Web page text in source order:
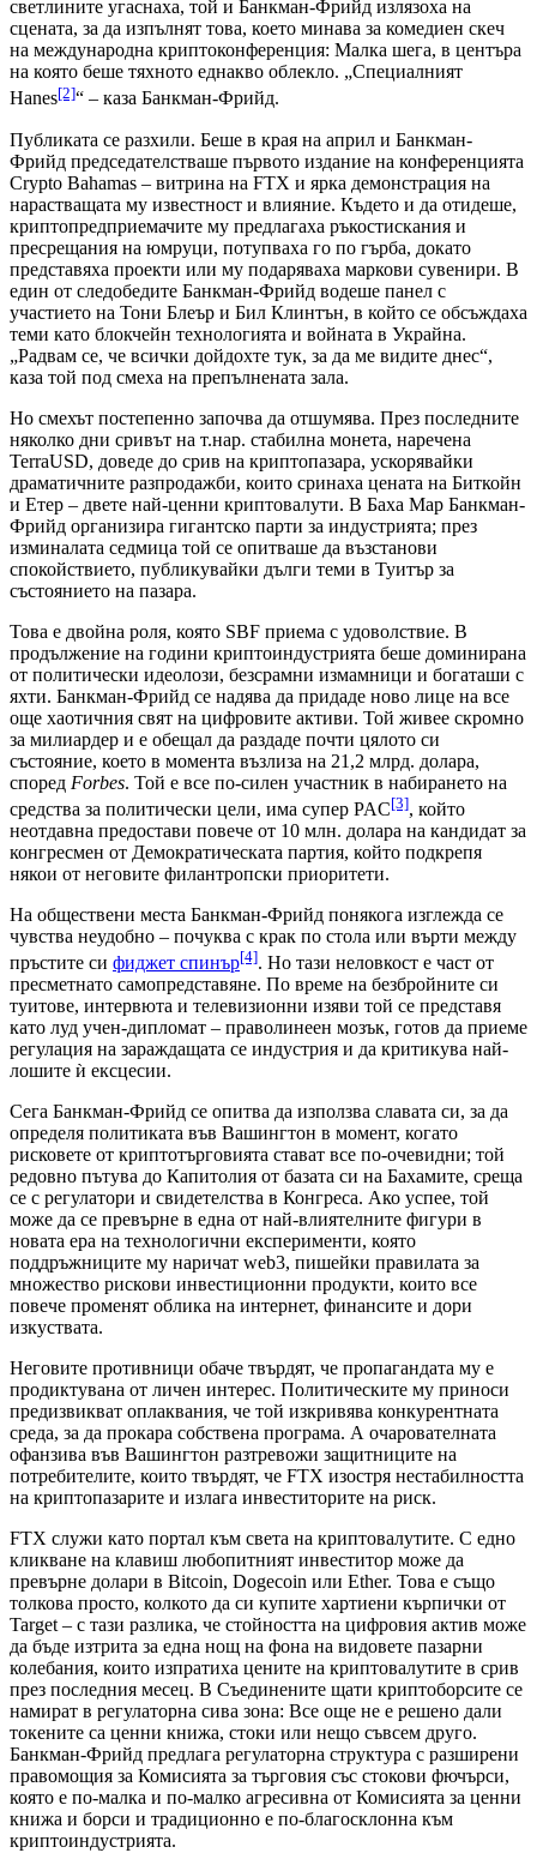
светлините угаснаха, той и Банкман-Фрийд излязоха на
сцената, за да изпълнят това, което минава за комедиен скеч
на международна криптоконференция: Малка шега, в центъра
на която беше тяхното еднакво облекло. „Специалният
Hanes[2]“ – каза Банкман-Фрийд.
Публиката се разхили. Беше в края на април и Банкман-
Фрийд председателстваше първото издание на конференцията
Crypto Bahamas – витрина на FTX и ярка демонстрация на
нарастващата му известност и влияние. Където и да отидеше,
криптопредприемачите му предлагаха ръкостискания и
пресрещания на юмруци, потупваха го по гърба, докато
представяха проекти или му подаряваха маркови сувенири. В
един от следобедите Банкман-Фрийд водеше панел с
участието на Тони Блеър и Бил Клинтън, в който се обсъждаха
теми като блокчейн технологията и войната в Украйна.
„Радвам се, че всички дойдохте тук, за да ме видите днес“,
каза той под смеха на препълнената зала.
Но смехът постепенно започва да отшумява. През последните
няколко дни сривът на т.нар. стабилна монета, наречена
TerraUSD, доведе до срив на криптопазара, ускорявайки
драматичните разпродажби, които сринаха цената на Биткойн
и Етер – двете най-ценни криптовалути. В Баха Мар Банкман-
Фрийд организира гигантско парти за индустрията; през
изминалата седмица той се опитваше да възстанови
спокойствието, публикувайки дълги теми в Туитър за
състоянието на пазара.
Това е двойна роля, която SBF приема с удоволствие. В
продължение на години криптоиндустрията беше доминирана
от политически идеолози, безсрамни измамници и богаташи с
яхти. Банкман-Фрийд се надява да придаде ново лице на все
още хаотичния свят на цифровите активи. Той живее скромно
за милиардер и е обещал да раздаде почти цялото си
състояние, което в момента възлиза на 21,2 млрд. долара,
според Forbes. Той е все по-силен участник в набирането на
средства за политически цели, има супер PAC[3], който
неотдавна предостави повече от 10 млн. долара на кандидат за
конгресмен от Демократическата партия, който подкрепя
някои от неговите филантропски приоритети.
На обществени места Банкман-Фрийд понякога изглежда се
чувства неудобно – почуква с крак по стола или върти между
пръстите си фиджет спинър[4]. Но тази неловкост е част от
пресметнато самопредставяне. По време на безбройните си
туитове, интервюта и телевизионни изяви той се представя
като луд учен-дипломат – праволинеен мозък, готов да приеме
регулация на зараждащата се индустрия и да критикува най-
лошите ѝ ексцесии.
Сега Банкман-Фрийд се опитва да използва славата си, за да
определя политиката във Вашингтон в момент, когато
рисковете от криптотърговията стават все по-очевидни; той
редовно пътува до Капитолия от базата си на Бахамите, среща
се с регулатори и свидетелства в Конгреса. Ако успее, той
може да се превърне в една от най-влиятелните фигури в
новата ера на технологични експерименти, която
поддръжниците му наричат web3, пишейки правилата за
множество рискови инвестиционни продукти, които все
повече променят облика на интернет, финансите и дори
изкуствата.
Неговите противници обаче твърдят, че пропагандата му е
продиктувана от личен интерес. Политическите му приноси
предизвикват оплаквания, че той изкривява конкурентната
среда, за да прокара собствена програма. А очарователната
офанзива във Вашингтон разтревожи защитниците на
потребителите, които твърдят, че FTX изостря нестабилността
на криптопазарите и излага инвеститорите на риск.
FTX служи като портал към света на криптовалутите. С едно
кликване на клавиш любопитният инвеститор може да
превърне долари в Bitcoin, Dogecoin или Ether. Това е също
толкова просто, колкото да си купите хартиени кърпички от
Target – с тази разлика, че стойността на цифровия актив може
да бъде изтрита за една нощ на фона на видовете пазарни
колебания, които изпратиха цените на криптовалутите в срив
през последния месец. В Съединените щати криптоборсите се
намират в регулаторна сива зона: Все още не е решено дали
токените са ценни книжа, стоки или нещо съвсем друго.
Банкман-Фрийд предлага регулаторна структура с разширени
правомощия за Комисията за търговия със стокови фючърси,
която е по-малка и по-малко агресивна от Комисията за ценни
книжа и борси и традиционно е по-благосклонна към
криптоиндустрията.